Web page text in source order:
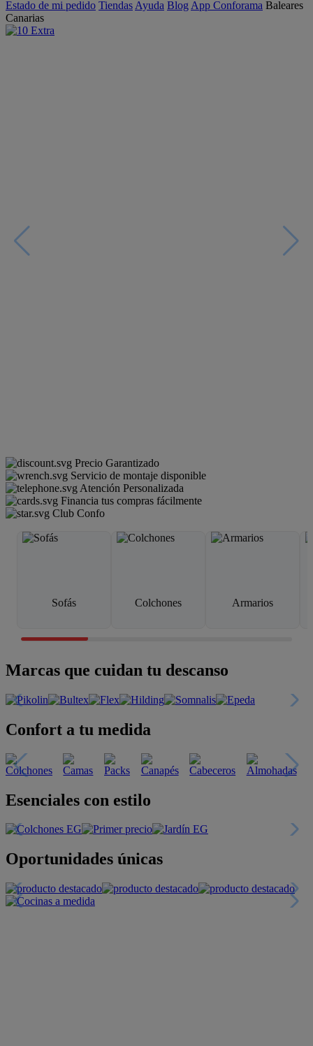
Estado de mi pedido Tiendas Ayuda Blog App Conforama Baleares
Canarias
Precio Garantizado
Servicio de montaje disponible
Atención Personalizada
Financia tus compras fácilmente
Club Confo
Sofás Colchones Armarios
Marcas que cuidan tu descanso
Confort a tu medida
Esenciales con estilo
Oportunidades únicas